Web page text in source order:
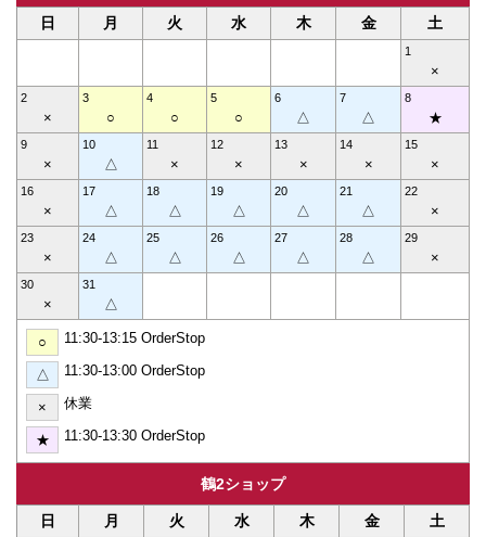
日 月 火 水 木 金 土
1
×
2
×
3
○
4
○
5
○
6
△
7
△
8
★
9
×
10
△
11
×
12
×
13
×
14
×
15
×
16
×
17
△
18
△
19
△
20
△
21
△
22
×
23
×
24
△
25
△
26
△
27
△
28
△
29
×
30
×
31
△
○ 11:30-13:15 OrderStop
△ 11:30-13:00 OrderStop
× 休業
★ 11:30-13:30 OrderStop
鶴2ショップ
日 月 火 水 木 金 土